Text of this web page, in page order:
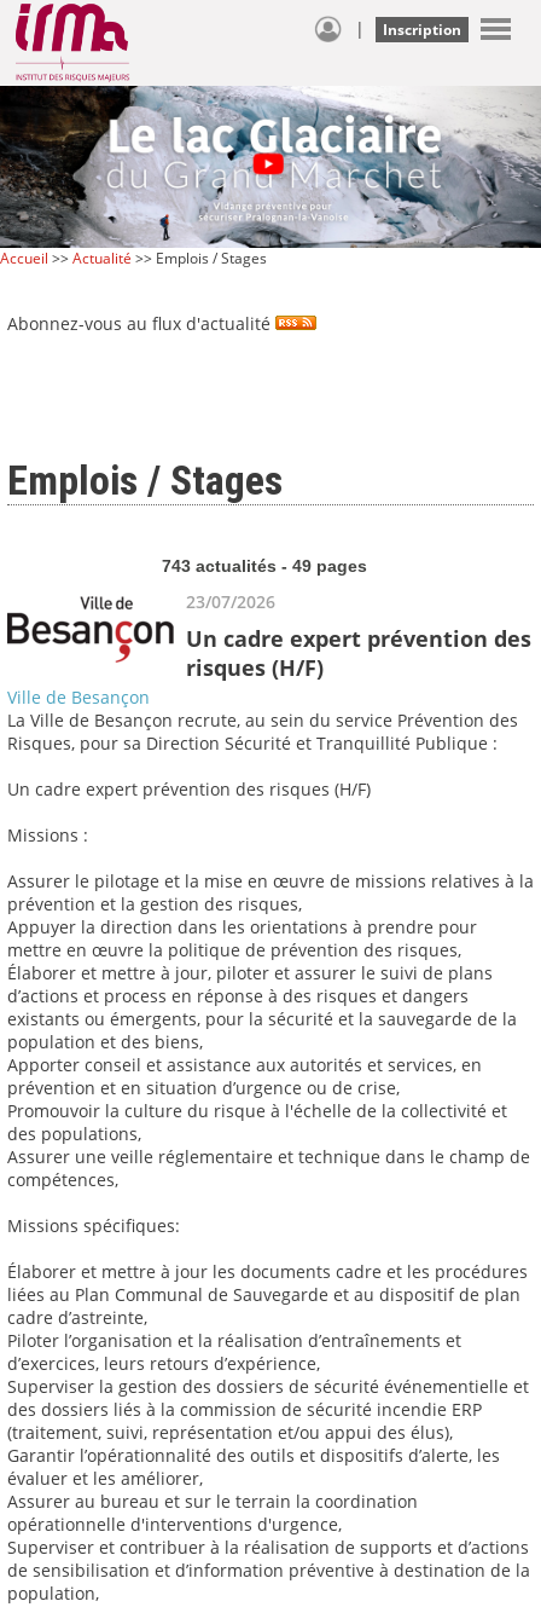
| Inscription
Accueil >>Actualité >> Emplois / Stages
Abonnez-vous au flux d'actualité
Emplois / Stages
743 actualités - 49 pages
23/07/2026
Un cadre expert prévention des
risques (H/F)
Ville de Besançon
La Ville de Besançon recrute, au sein du service Prévention des
Risques, pour sa Direction Sécurité et Tranquillité Publique :
Un cadre expert prévention des risques (H/F)
Missions :
Assurer le pilotage et la mise en œuvre de missions relatives à la
prévention et la gestion des risques,
Appuyer la direction dans les orientations à prendre pour
mettre en œuvre la politique de prévention des risques,
Élaborer et mettre à jour, piloter et assurer le suivi de plans
d’actions et process en réponse à des risques et dangers
existants ou émergents, pour la sécurité et la sauvegarde de la
population et des biens,
Apporter conseil et assistance aux autorités et services, en
prévention et en situation d’urgence ou de crise,
Promouvoir la culture du risque à l'échelle de la collectivité et
des populations,
Assurer une veille réglementaire et technique dans le champ de
compétences,
Missions spécifiques:
Élaborer et mettre à jour les documents cadre et les procédures
liées au Plan Communal de Sauvegarde et au dispositif de plan
cadre d’astreinte,
Piloter l’organisation et la réalisation d’entraînements et
d’exercices, leurs retours d’expérience,
Superviser la gestion des dossiers de sécurité événementielle et
des dossiers liés à la commission de sécurité incendie ERP
(traitement, suivi, représentation et/ou appui des élus),
Garantir l’opérationnalité des outils et dispositifs d’alerte, les
évaluer et les améliorer,
Assurer au bureau et sur le terrain la coordination
opérationnelle d'interventions d'urgence,
Superviser et contribuer à la réalisation de supports et d’actions
de sensibilisation et d’information préventive à destination de la
population,